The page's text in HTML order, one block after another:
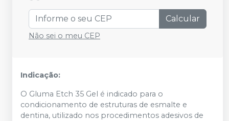
Calcular
Não sei o meu CEP
Indicação:
O Gluma Etch 35 Gel é indicado para o
condicionamento de estruturas de esmalte e
dentina, utilizado nos procedimentos adesivos de